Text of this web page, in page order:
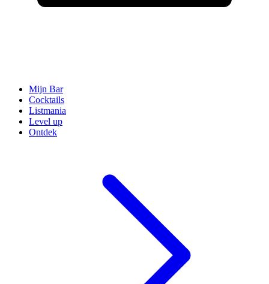
Mijn Bar
Cocktails
Listmania
Level up
Ontdek